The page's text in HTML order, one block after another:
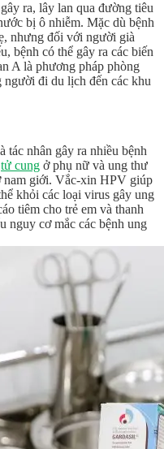
ra, lây lan qua đường tiêu
bị ô nhiễm. Mặc dù bệnh
nhưng đối với người già
bệnh có thể gây ra các biến
A là phương pháp phòng
người đi du lịch đến các khu
nhân gây ra nhiều bệnh
tử cung ở phụ nữ và ung thư
nam giới. Vắc-xin HPV giúp
khỏi các loại virus gây ung
tiêm cho trẻ em và thanh
nguy cơ mắc các bệnh ung